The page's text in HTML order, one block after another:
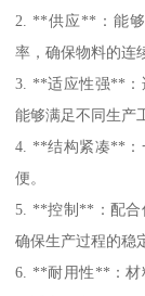
2. **供应**：能
率，确保物料的连
3. **适应性强**：
能够满足不同生产
4. **结构紧凑**：
便。
5. **控制**：配合
确保生产过程的稳
6. **耐用性**：材